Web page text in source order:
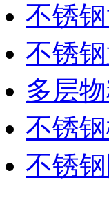
不锈
不锈
多层
不锈
不锈